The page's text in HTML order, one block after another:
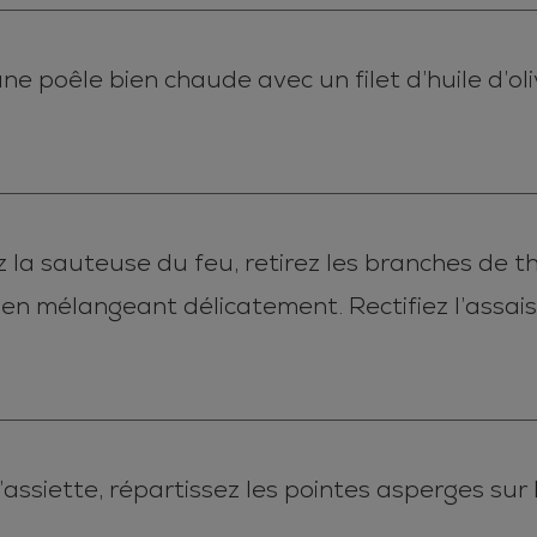
poêle bien chaude avec un filet d’huile
la sauteuse du feu, retirez les branches de
mélangeant délicatement. Rectifiez
répartissez les pointes asperges sur